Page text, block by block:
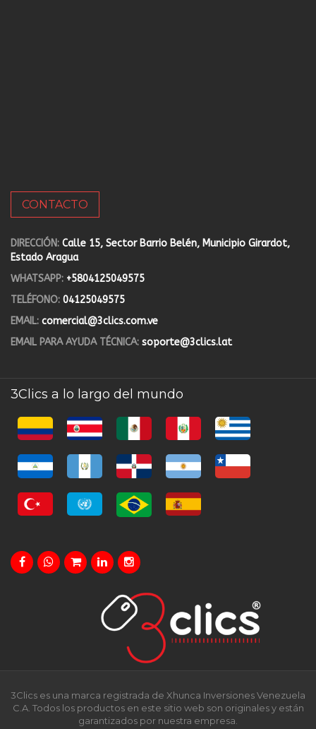
CONTACTO
DIRECCIÓN: Calle 15, Sector Barrio Belén, Municipio Girardot,
Estado Aragua
WHATSAPP: +5804125049575
TELÉFONO: 04125049575
EMAIL: comercial@3clics.com.ve
EMAIL PARA AYUDA TÉCNICA: soporte@3clics.lat
3Clics a lo largo del mundo
3Clics es una marca registrada de Xhunca Inversiones Venezuela
C.A. Todos los productos en este sitio web son originales y están
garantizados por nuestra empresa.